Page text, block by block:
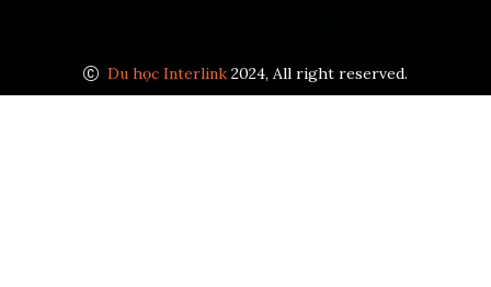
Du học Interlink 2024, All right reserved.